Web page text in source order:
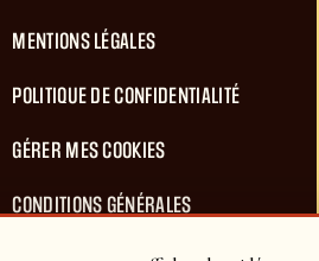
MENTIONS LÉGALES
POLITIQUE DE CONFIDENTIALITÉ
GÉRER MES COOKIES
CONDITIONS GÉNÉRALES